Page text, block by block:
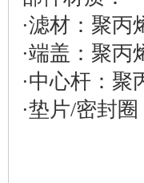
·滤材：聚丙
·端盖：聚丙
·中心杆：聚
·垫片/密封